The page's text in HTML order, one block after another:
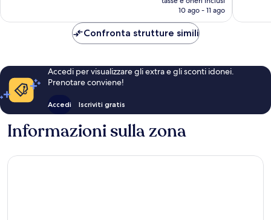
attuale
10 ago - 11 ago
Confronta strutture simili
Accedi per visualizzare gli extra e gli sconti idonei.
Prenotare conviene!
Accedi Iscriviti gratis
Informazioni sulla zona